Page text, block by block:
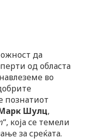
да
од областа
во
познатиот
Шулц,
“, која се темели
за среќата.